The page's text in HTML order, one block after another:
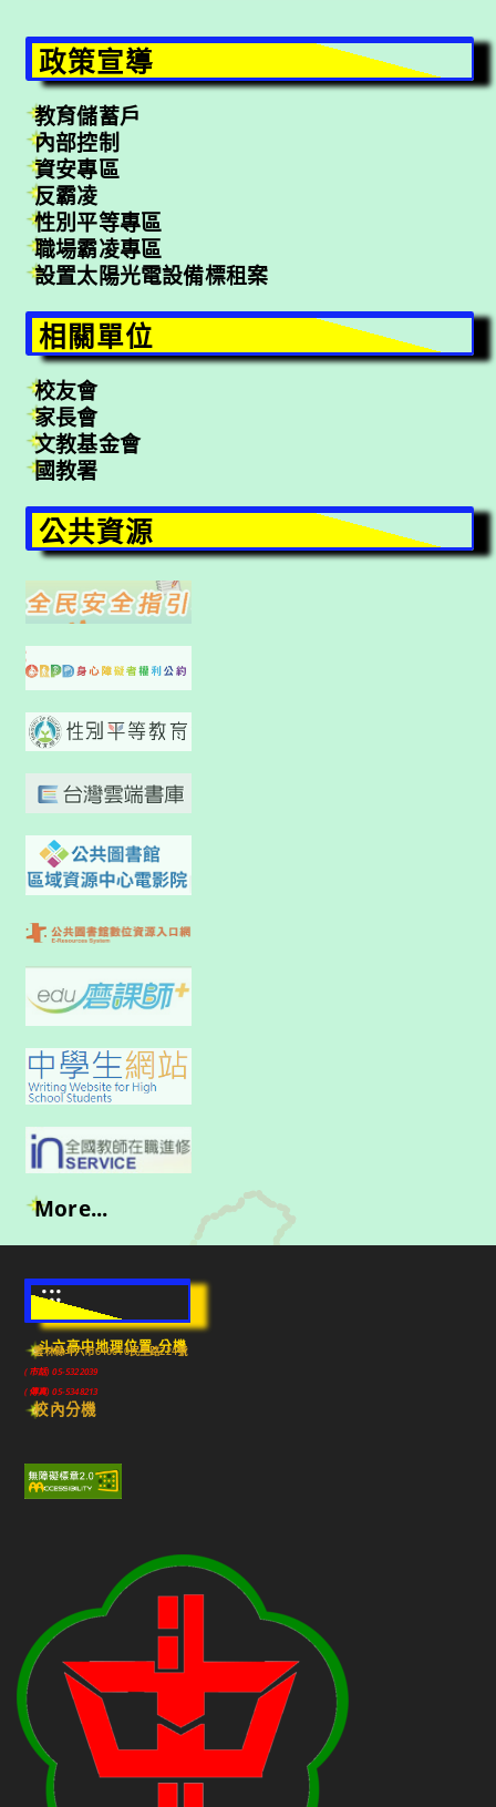
政策宣導
教育儲蓄戶
內部控制
資安專區
反霸凌
性別平等專區
職場霸凌專區
設置太陽光電設備標租案
相關單位
校友會
家長會
文教基金會
國教署
公共資源
More...
:::
斗六高中地理位置-分機
雲林縣斗六市640010民生路224號
(市話) 05-5322039
(傳真) 05-5348213
校內分機